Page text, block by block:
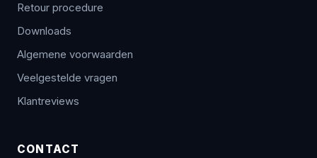
Retour procedure
Downloads
Algemene voorwaarden
Veelgestelde vragen
Klantreviews
CONTACT